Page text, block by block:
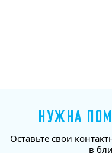
НУЖНА
Оставьте свои
в